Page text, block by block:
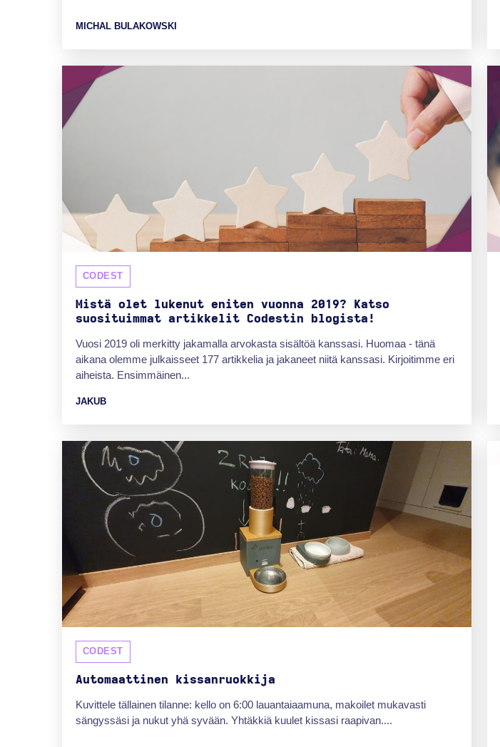
MICHAL BULAKOWSKI
CODEST
Mistä olet lukenut eniten vuonna 2019? Katso
suosituimmat artikkelit Codestin blogista!
Vuosi 2019 oli merkitty jakamalla arvokasta sisältöä kanssasi. Huomaa - tänä
aikana olemme julkaisseet 177 artikkelia ja jakaneet niitä kanssasi. Kirjoitimme eri
aiheista. Ensimmäinen...
JAKUB
CODEST
Automaattinen kissanruokkija
Kuvittele tällainen tilanne: kello on 6:00 lauantaiaamuna, makoilet mukavasti
sängyssäsi ja nukut yhä syvään. Yhtäkkiä kuulet kissasi raapivan....